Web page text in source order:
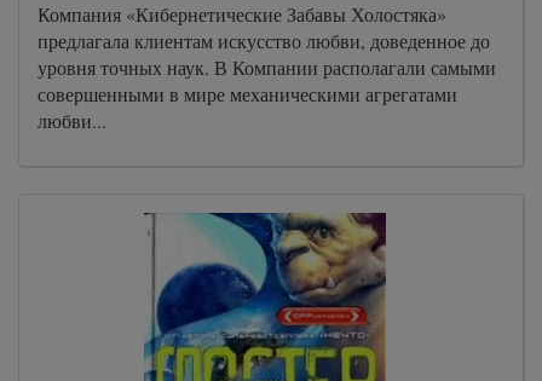
Компания «Кибернетические Забавы Холостяка»
предлагала клиентам искусство любви, доведенное до
уровня точных наук. В Компании располагали самыми
совершенными в мире механическими агрегатами
любви...